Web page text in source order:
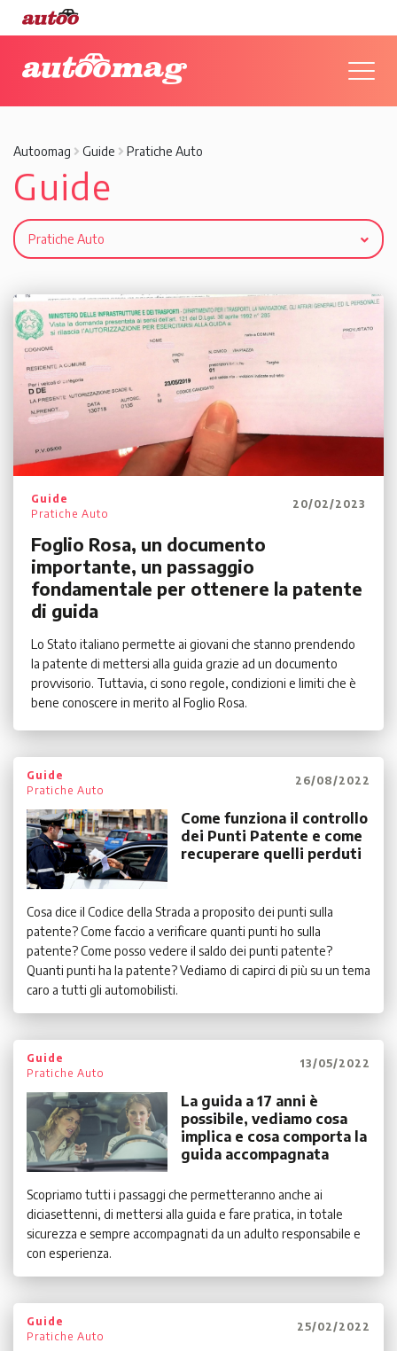
Autoomag Guide Pratiche Auto
Guide
Pratiche Auto
Guide
Pratiche Auto
20/02/2023
Foglio Rosa, un documento
importante, un passaggio
fondamentale per ottenere la patente
di guida
Lo Stato italiano permette ai giovani che stanno prendendo
la patente di mettersi alla guida grazie ad un documento
provvisorio. Tuttavia, ci sono regole, condizioni e limiti che è
bene conoscere in merito al Foglio Rosa.
Guide
Pratiche Auto
26/08/2022
Come funziona il controllo
dei Punti Patente e come
recuperare quelli perduti
Cosa dice il Codice della Strada a proposito dei punti sulla
patente? Come faccio a verificare quanti punti ho sulla
patente? Come posso vedere il saldo dei punti patente?
Quanti punti ha la patente? Vediamo di capirci di più su un tema
caro a tutti gli automobilisti.
Guide
Pratiche Auto
13/05/2022
La guida a 17 anni è
possibile, vediamo cosa
implica e cosa comporta la
guida accompagnata
Scopriamo tutti i passaggi che permetteranno anche ai
diciasettenni, di mettersi alla guida e fare pratica, in totale
sicurezza e sempre accompagnati da un adulto responsabile e
con esperienza.
Guide
Pratiche Auto
25/02/2022